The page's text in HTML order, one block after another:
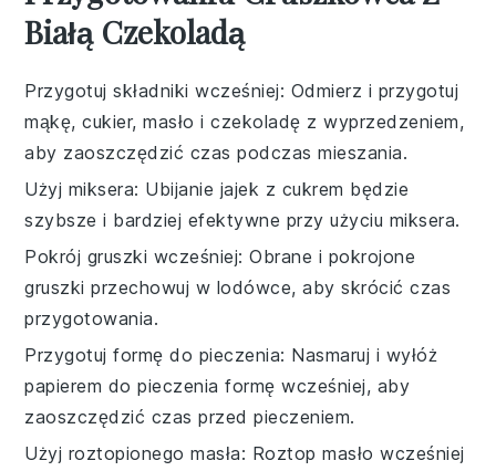
Białą Czekoladą
Przygotuj składniki wcześniej: Odmierz i przygotuj
mąkę,cukier,masło iczekoladę z wyprzedzeniem,
aby zaoszczędzić czas podczas mieszania.
Użyj miksera: Ubijanie jajek z cukrem będzie
szybsze i bardziej efektywne przy użyciu miksera.
Pokrój gruszki wcześniej: Obrane i pokrojone
gruszki przechowuj w lodówce, aby skrócić czas
przygotowania.
Przygotuj formę do pieczenia: Nasmaruj i wyłóż
papierem do pieczenia formę wcześniej, aby
zaoszczędzić czas przed pieczeniem.
Użyj roztopionego masła: Roztopmasło wcześniej